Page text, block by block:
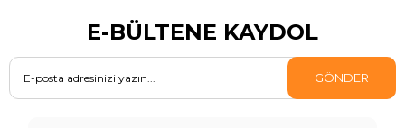
E-BÜLTENE KAYDOL
GÖNDER